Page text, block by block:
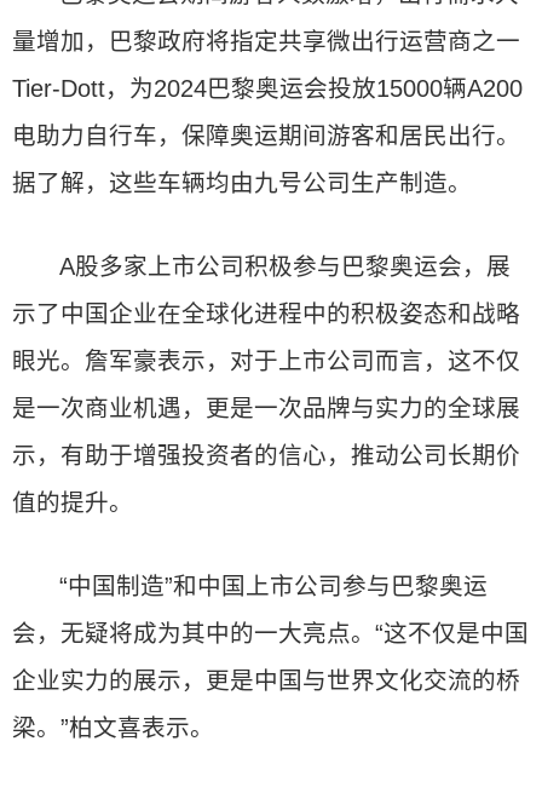
量增加，巴黎政府将指定共享微出行运营商之一
Tier-Dott，为2024巴黎奥运会投放15000辆A200
电助力自行车，保障奥运期间游客和居民出行。
据了解，这些车辆均由九号公司生产制造。
A股多家上市公司积极参与巴黎奥运会，展
示了中国企业在全球化进程中的积极姿态和战略
眼光。詹军豪表示，对于上市公司而言，这不仅
是一次商业机遇，更是一次品牌与实力的全球展
示，有助于增强投资者的信心，推动公司长期价
值的提升。
“中国制造”和中国上市公司参与巴黎奥运
会，无疑将成为其中的一大亮点。“这不仅是中国
企业实力的展示，更是中国与世界文化交流的桥
梁。”柏文喜表示。